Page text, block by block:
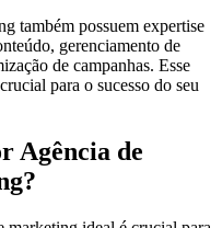
também possuem expertise
gerenciamento de
de campanhas. Esse
para o sucesso do seu
Agência de